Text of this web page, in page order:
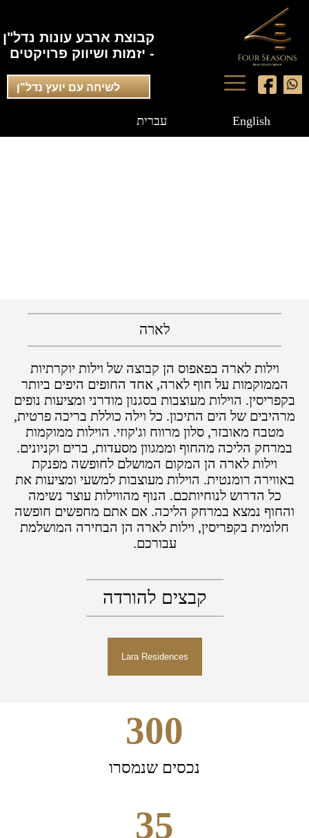
קבוצת ארבע עונות נדל"ן
- יזמות ושיווק פרויקטים
לשיחה עם יועץ נדל"ן
English עברית
לארה
וילות לארה בפאפוס הן קבוצה של וילות יוקרתיות
הממוקמות על חוף לארה, אחד החופים היפים ביותר
בקפריסין. הוילות מעוצבות בסגנון מודרני ומציעות נופים
מרהיבים של הים התיכון. כל וילה כוללת בריכה פרטית,
מטבח מאובזר, סלון מרווח וג'קוזי. הוילות ממוקמות
במרחק הליכה מהחוף וממגוון מסעדות, ברים וקניונים.
וילות לארה הן המקום המושלם לחופשה מפנקת
באווירה רומנטית. הוילות מעוצבות למשעי ומציעות את
כל הדרוש לנוחיותכם. הנוף מהווילות עוצר נשימה
והחוף נמצא במרחק הליכה. אם אתם מחפשים חופשה
חלומית בקפריסין, וילות לארה הן הבחירה המושלמת
עבורכם.
קבצים להורדה
Lara Residences
300
נכסים שנמסרו
35